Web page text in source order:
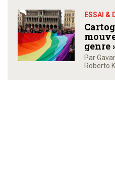
ACHAT/ABONNEMENT
CONTACT
ESSAI &
genre
Par
Roberto